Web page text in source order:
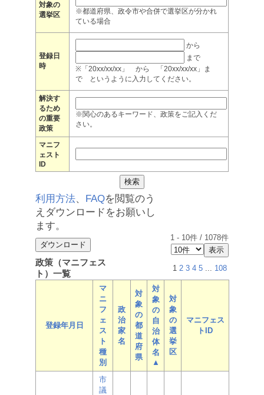
対象の
選挙区
※都道府県、政令市や合併で選挙区が分かれ
ている場合
登録日
時
から
まで
※「20xx/xx/xx」 から 「20xx/xx/xx」ま
で というように入力してください。
解決す
るため
の重要
政策
※関心のあるキーワード、政策をご記入くだ
さい。
マニフ
ェスト
ID
利用方法、 FAQを閲覧のう
えダウンロードをお願いし
ます。
1 - 10件 / 1078件
政策（マニフェス
ト）一覧
1 2 3 4 5 ... 108
登録年月日
マ
ニ
フ
ェ
ス
ト
種
別
政
治
家
名
対
象
の
都
道
府
県
対
象
の
自
治
体
名
▲
対
象
の
選
挙
区
マニフェス
トID
市
議